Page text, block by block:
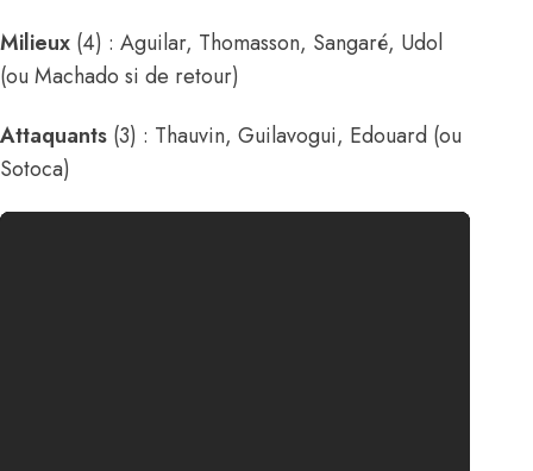
Milieux (4) : Aguilar, Thomasson, Sangaré, Udol
(ou Machado si de retour)
Attaquants (3) : Thauvin, Guilavogui, Edouard (ou
Sotoca)